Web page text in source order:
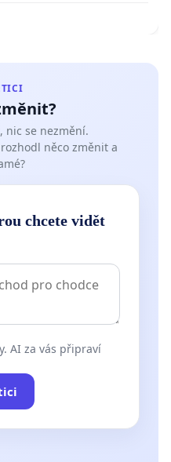
nic se nezmění.
něco změnit a
chcete vidět
AI za vás připraví